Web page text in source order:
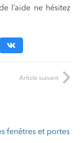
l’aide ne hésitez
Article suivant
fenêtres et portes